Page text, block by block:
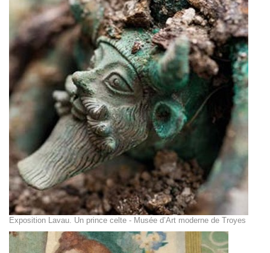
Exposition Lavau. Un prince celte - Musée d’Art moderne de Troyes